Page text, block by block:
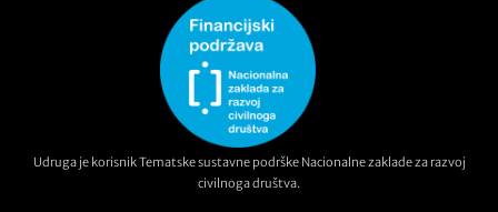
Udruga je korisnik Tematske sustavne podrške Nacionalne zaklade za razvoj
civilnoga društva.